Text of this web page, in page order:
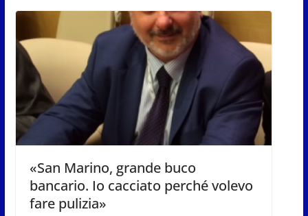
«San Marino, grande buco
bancario. Io cacciato perché volevo
fare pulizia»